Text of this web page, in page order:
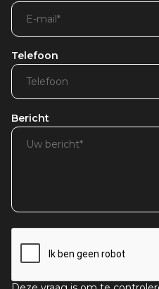
Telefoon
Bericht